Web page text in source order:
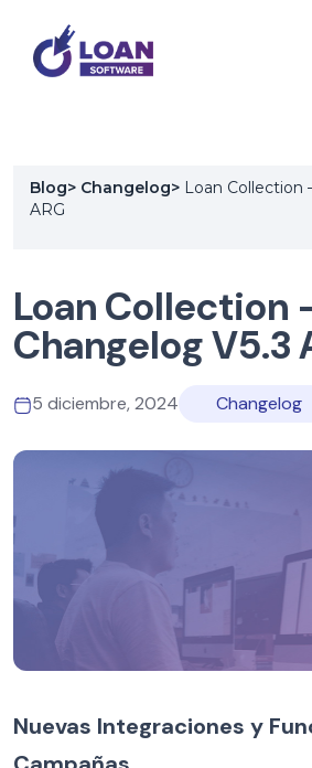
Blog> Changelog> Loan Collection
ARG
Loan Collection
Changelog V5.3
5 diciembre, 2024 Changelog
Nuevas Integraciones y